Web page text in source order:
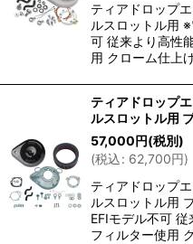
ティアドロップ
ルスロットル用
可 従来より高性
用 クローム仕上
ティアドロップ
ルスロットル用
57,000円(税別)
(税込: 62,700円)
ティアドロップ
ルスロットル用
EFIモデル不可
フィルター使用